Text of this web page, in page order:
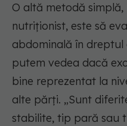
O altă metodă
nutriționist, este să
abdominală în dreptul
putem vedea dacă
bine reprezentat la
alte părți. „Sunt
stabilite, tip pară sau